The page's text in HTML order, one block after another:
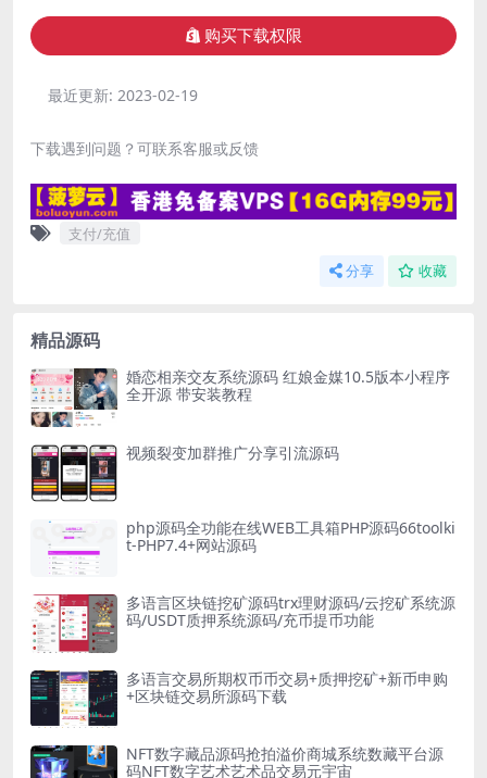
购买下载权限
最近更新: 2023-02-19
下载遇到问题？可联系客服或反馈
支付/充值
分享 收藏
精品源码
婚恋相亲交友系统源码 红娘金媒10.5版本小程序
全开源 带安装教程
视频裂变加群推广分享引流源码
php源码全功能在线WEB工具箱PHP源码66toolki
t-PHP7.4+网站源码
多语言区块链挖矿源码trx理财源码/云挖矿系统源
码/USDT质押系统源码/充币提币功能
多语言交易所期权币币交易+质押挖矿+新币申购
+区块链交易所源码下载
NFT数字藏品源码抢拍溢价商城系统数藏平台源
码NFT数字艺术艺术品交易元宇宙